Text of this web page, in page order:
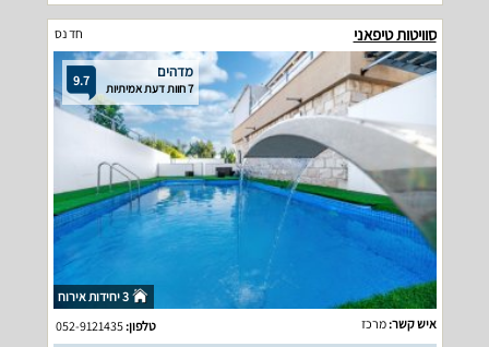
סוויטות טיפאני חד נס
9.7 מדהים
7 חוות דעת אמיתיות
3 יחידות אירוח
איש קשר:מרכז טלפון:052-9121435